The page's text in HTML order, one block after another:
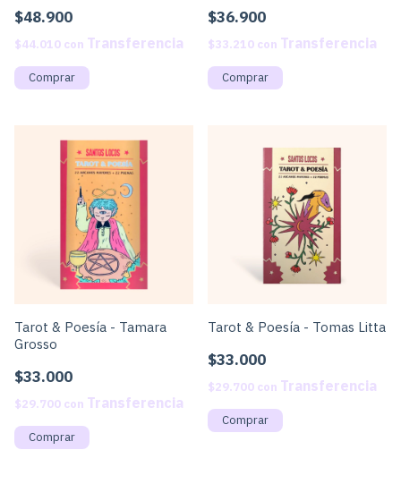
$48.900
$44.010 con
$36.900
$33.210 con
Tarot & Poesía - Tamara
Grosso
$33.000
$29.700 con
Tarot & Poesía - Tomas Litta
$33.000
$29.700 con